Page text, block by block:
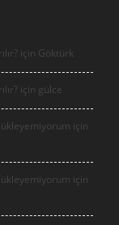
için Göktürk
için gülce
için
için